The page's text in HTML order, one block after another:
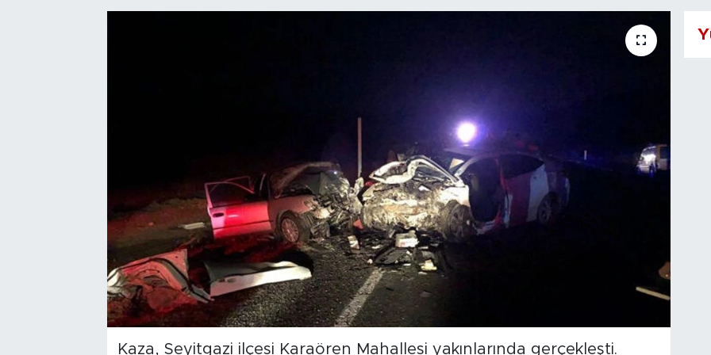
Kaza, Seyitgazi ilçesi Karaören Mahallesi yakınlarında gerçekleşti.